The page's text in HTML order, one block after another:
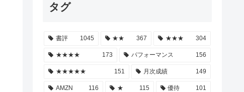
タグ
書評 1045 ★★ 367 ★★★ 304
★★★★ 173 パフォーマンス 156
★★★★★ 151 月次成績 149
AMZN 116 ★ 115 優待 101